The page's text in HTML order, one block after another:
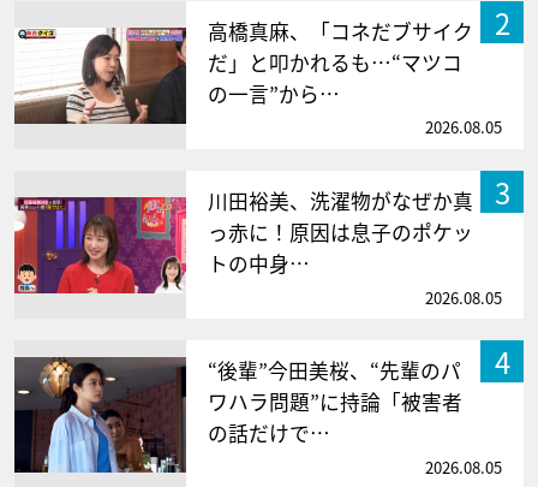
2
高橋真麻、「コネだブサイク
だ」と叩かれるも…“マツコ
の一言”から…
2026.08.05
3
川田裕美、洗濯物がなぜか真
っ赤に！原因は息子のポケッ
トの中身…
2026.08.05
4
“後輩”今田美桜、“先輩のパ
ワハラ問題”に持論「被害者
の話だけで…
2026.08.05